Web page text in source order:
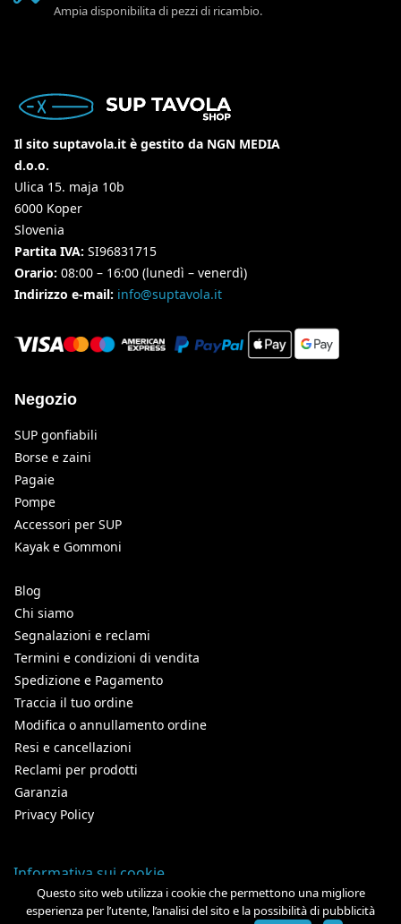
Ampia disponibilita di pezzi di ricambio.
Il sito suptavola.it è gestito da NGN MEDIA
d.o.o.
Ulica 15. maja 10b
6000 Koper
Slovenia
Partita IVA: SI96831715
Orario: 08:00 – 16:00 (lunedì – venerdì)
Indirizzo e-mail: info@suptavola.it
Negozio
SUP gonfiabili
Borse e zaini
Pagaie
Pompe
Accessori per SUP
Kayak e Gommoni
Blog
Chi siamo
Segnalazioni e reclami
Termini e condizioni di vendita
Spedizione e Pagamento
Traccia il tuo ordine
Modifica o annullamento ordine
Resi e cancellazioni
Reclami per prodotti
Garanzia
Privacy Policy
Copyright ©2026- Tutti i diritti riservati -NGN MEDIA
Informativa sui cookie
Questo sito web utilizza i cookie che permettono una migliore
esperienza per l’utente, l’analisi del sito e la possibilità di pubblicità